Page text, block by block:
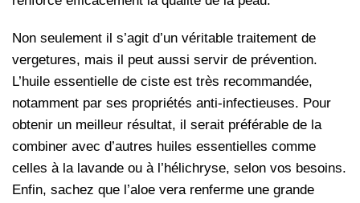
Non seulement il s’agit d’un véritable traitement de
vergetures, mais il peut aussi servir de prévention.
L’huile essentielle de ciste est très recommandée,
notamment par ses propriétés anti-infectieuses. Pour
obtenir un meilleur résultat, il serait préférable de la
combiner avec d’autres huiles essentielles comme
celles à la lavande ou à l’hélichryse, selon vos besoins.
Enfin, sachez que l’aloe vera renferme une grande